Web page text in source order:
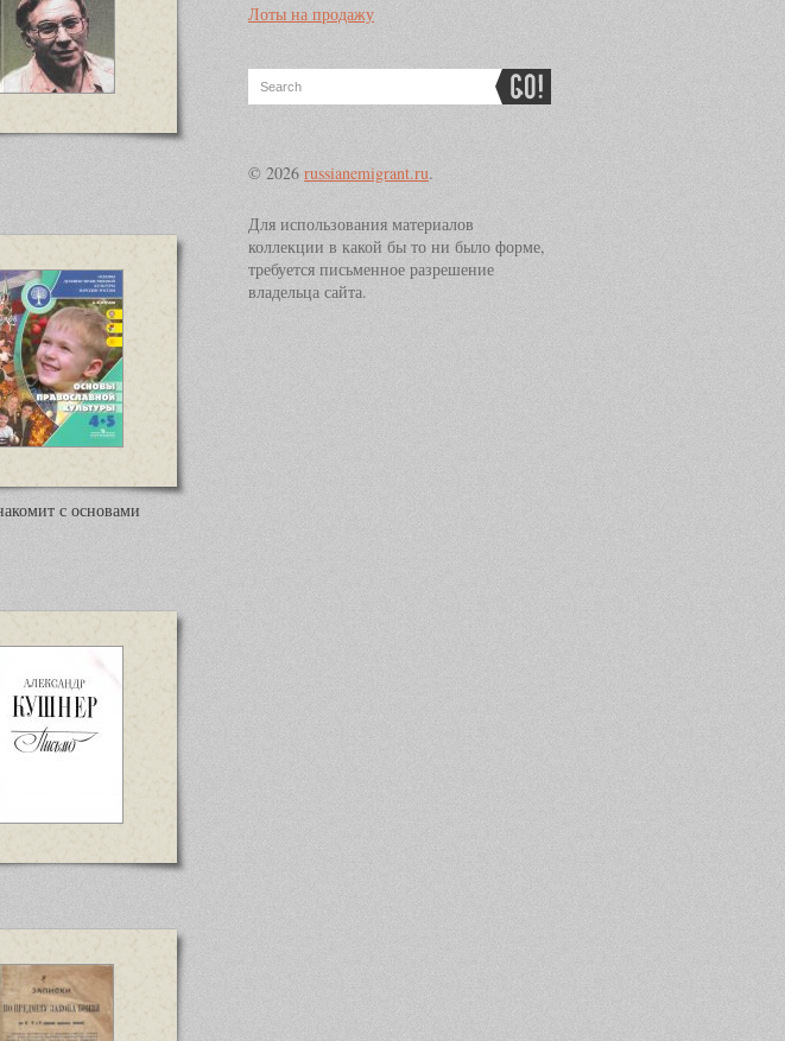
с основами
Лоты на продажу
© 2026 russianemigrant.ru.
Для использования материалов
коллекции в какой бы то ни было форме,
требуется письменное разрешение
владельца сайта.